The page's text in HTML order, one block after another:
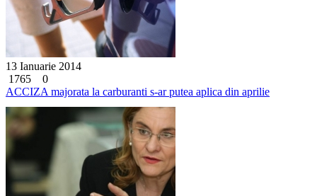
13 Ianuarie 2014
1765
0
ACCIZA majorata la carburanti s-ar putea aplica din aprilie